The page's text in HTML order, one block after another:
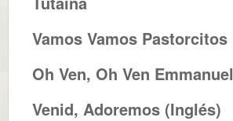
Vamos Vamos Pastorcitos
Oh Ven, Oh Ven Emmanuel
Venid, Adoremos (Inglés)